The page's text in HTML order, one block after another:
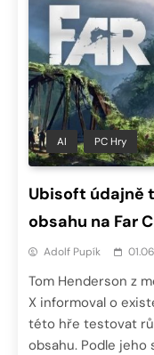
AI PC Hry
Ubisoft údajně
obsahu na Far
Adolf Pupík
Tom Henderson z
X informoval o
této hře testovat
obsahu. Podle jeho